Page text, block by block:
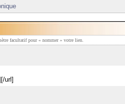
facultatif pour « nommer » votre lien.
url]